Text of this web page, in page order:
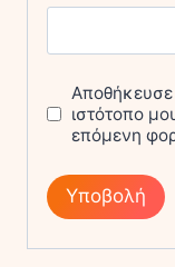
Αποθήκευσε
ιστότοπο
επόμενη